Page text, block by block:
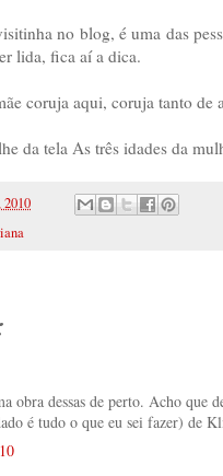
no blog, é uma das
lida, fica aí a dica.
coruja aqui, coruja tanto de
da tela As três idades da
obra dessas de perto. Acho que
é tudo o que eu sei fazer) de